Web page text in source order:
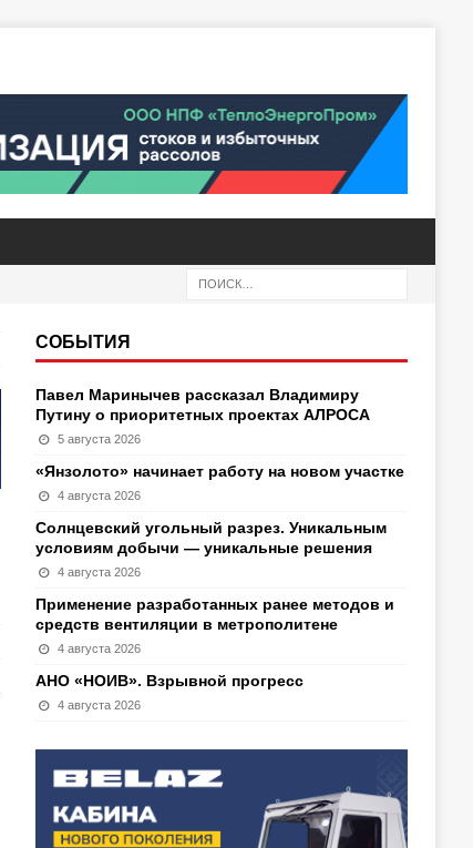
СОБЫТИЯ
Павел Маринычев рассказал Владимиру
Путину о приоритетных проектах АЛРОСА
5 августа 2026
«Янзолото» начинает работу на новом участке
4 августа 2026
Солнцевский угольный разрез. Уникальным
условиям добычи — уникальные решения
4 августа 2026
Применение разработанных ранее методов и
средств вентиляции в метрополитене
4 августа 2026
АНО «НОИВ». Взрывной прогресс
4 августа 2026